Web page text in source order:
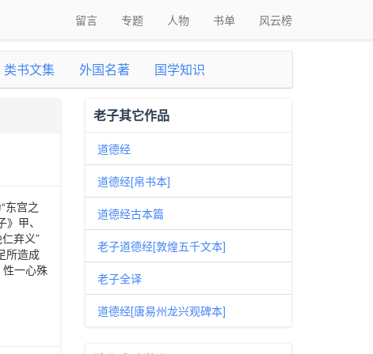
留言 专题 人物 书单 风云榜
类书文集 外国名著 国学知识
东宫之
甲、
弃义”
所造成
一心殊
老子其它作品
道德经
道德经[帛书本]
道德经古本篇
老子道德经[敦煌五千文本]
老子全译
道德经[唐易州龙兴观碑本]